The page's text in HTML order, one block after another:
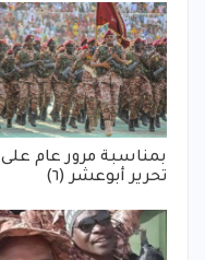
بمناسبة مرور عام على
تحرير أبوعشر (٦)